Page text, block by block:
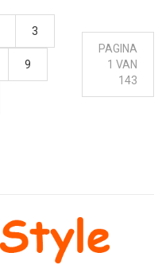
3
9
PAGINA
1 VAN
143